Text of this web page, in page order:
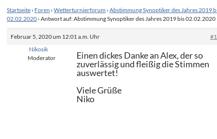
Startseite › Foren › Wetterturnierforum › Abstimmung Synoptiker des Jahres 2019
02.02.2020 › Antwort auf: Abstimmung Synoptiker des Jahres 2019 bis 02.02.2020
Februar 5, 2020 um 12:01 a.m. Uhr
Nikosik
Moderator
Einen dickes Danke an Alex, der so
zuverlässig und fleißig die Stimmen
auswertet!
Viele Grüße
Niko